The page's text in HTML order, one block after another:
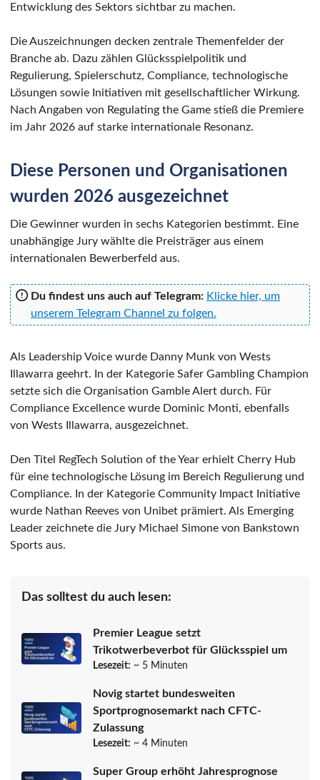
Entwicklung des Sektors sichtbar zu machen.
Die Auszeichnungen decken zentrale Themenfelder der
Branche ab. Dazu zählen Glücksspielpolitik und
Regulierung, Spielerschutz, Compliance, technologische
Lösungen sowie Initiativen mit gesellschaftlicher Wirkung.
Nach Angaben von Regulating the Game stieß die Premiere
im Jahr 2026 auf starke internationale Resonanz.
Diese Personen und Organisationen
wurden 2026 ausgezeichnet
Die Gewinner wurden in sechs Kategorien bestimmt. Eine
unabhängige Jury wählte die Preisträger aus einem
internationalen Bewerberfeld aus.
Du findest uns auch auf Telegram: Klicke hier, um
unserem Telegram Channel zu folgen.
Als Leadership Voice wurde Danny Munk von Wests
Illawarra geehrt. In der Kategorie Safer Gambling Champion
setzte sich die Organisation Gamble Alert durch. Für
Compliance Excellence wurde Dominic Monti, ebenfalls
von Wests Illawarra, ausgezeichnet.
Den Titel RegTech Solution of the Year erhielt Cherry Hub
für eine technologische Lösung im Bereich Regulierung und
Compliance. In der Kategorie Community Impact Initiative
wurde Nathan Reeves von Unibet prämiert. Als Emerging
Leader zeichnete die Jury Michael Simone von Bankstown
Sports aus.
Das solltest du auch lesen:
Premier League setzt
Trikotwerbeverbot für Glücksspiel um
Lesezeit: ~ 5 Minuten
Novig startet bundesweiten
Sportprognosemarkt nach CFTC-
Zulassung
Lesezeit: ~ 4 Minuten
Super Group erhöht Jahresprognose